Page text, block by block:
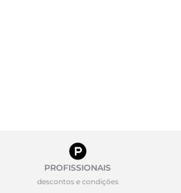
PROFISSIONAIS
descontos e condições